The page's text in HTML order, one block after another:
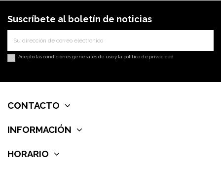
Suscríbete al boletín de noticias
Acepto lascondiciones generales de usoy la política de privacidad
CONTACTO
INFORMACIÓN
HORARIO